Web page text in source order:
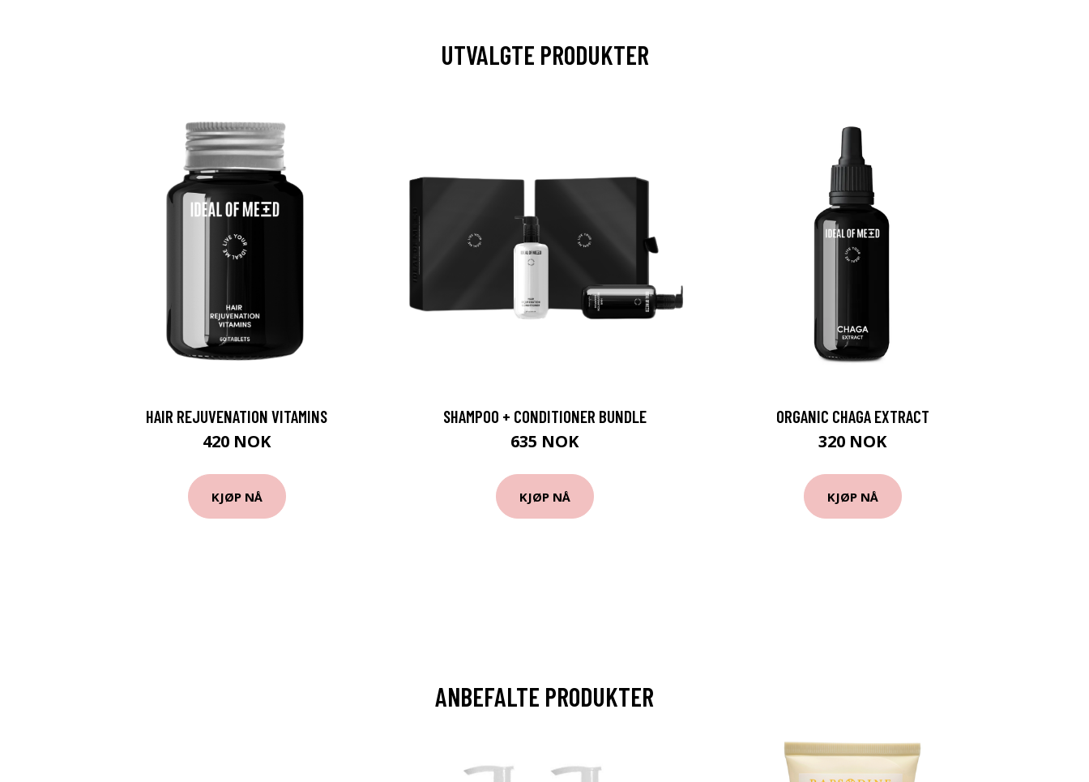
UTVALGTE PRODUKTER
HAIR REJUVENATION VITAMINS
420 NOK
KJØP NÅ
SHAMPOO + CONDITIONER BUNDLE
635 NOK
KJØP NÅ
ORGANIC CHAGA EXTRACT
320 NOK
KJØP NÅ
ANBEFALTE PRODUKTER